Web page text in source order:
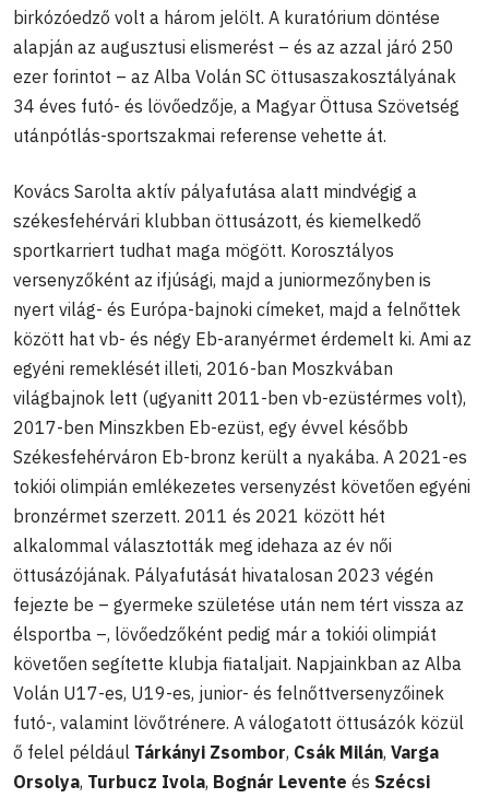
birkózóedző volt a három jelölt. A kuratórium döntése
alapján az augusztusi elismerést – és az azzal járó 250
ezer forintot – az Alba Volán SC öttusaszakosztályának
34 éves futó- és lövőedzője, a Magyar Öttusa Szövetség
utánpótlás-sportszakmai referense vehette át.
Kovács Sarolta aktív pályafutása alatt mindvégig a
székesfehérvári klubban öttusázott, és kiemelkedő
sportkarriert tudhat maga mögött. Korosztályos
versenyzőként az ifjúsági, majd a juniormezőnyben is
nyert világ- és Európa-bajnoki címeket, majd a felnőttek
között hat vb- és négy Eb-aranyérmet érdemelt ki. Ami az
egyéni remeklését illeti, 2016-ban Moszkvában
világbajnok lett (ugyanitt 2011-ben vb-ezüstérmes volt),
2017-ben Minszkben Eb-ezüst, egy évvel később
Székesfehérváron Eb-bronz került a nyakába. A 2021-es
tokiói olimpián emlékezetes versenyzést követően egyéni
bronzérmet szerzett. 2011 és 2021 között hét
alkalommal választották meg idehaza az év női
öttusázójának. Pályafutását hivatalosan 2023 végén
fejezte be – gyermeke születése után nem tért vissza az
élsportba –, lövőedzőként pedig már a tokiói olimpiát
követően segítette klubja fiataljait. Napjainkban az Alba
Volán U17-es, U19-es, junior- és felnőttversenyzőinek
futó-, valamint lövőtrénere. A válogatott öttusázók közül
ő felel például Tárkányi Zsombor, Csák Milán, Varga
Orsolya, Turbucz Ivola, Bognár Levente és Szécsi